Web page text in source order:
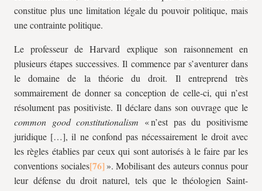
constitue plus une limitation légale du pouvoir politique, mais
une contrainte politique.
Le professeur de Harvard explique son raisonnement en
plusieurs étapes successives. Il commence par s’aventurer dans
le domaine de la théorie du droit. Il entreprend très
sommairement de donner sa conception de celle-ci, qui n’est
résolument pas positiviste. Il déclare dans son ouvrage que le
common good constitutionalism « n’est pas du positivisme
juridique […], il ne confond pas nécessairement le droit avec
les règles établies par ceux qui sont autorisés à le faire par les
conventions sociales
». Mobilisant des auteurs connus pour
leur défense du droit naturel, tels que le théologien Saint-